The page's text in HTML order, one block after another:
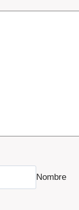
Nombre